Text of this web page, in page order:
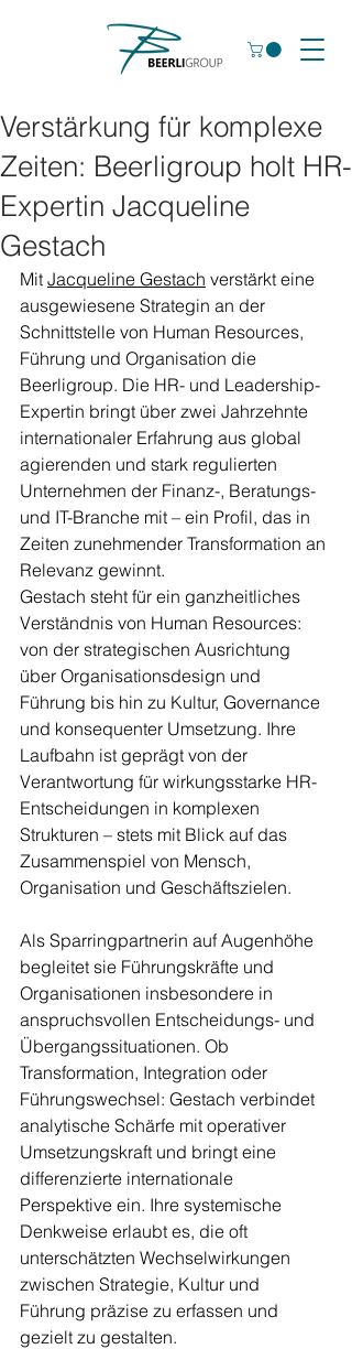
Verstärkung für komplexe
Zeiten: Beerligroup holt HR-
Expertin Jacqueline
Gestach
Mit Jacqueline Gestach verstärkt eine
ausgewiesene Strategin an der
Schnittstelle von Human Resources,
Führung und Organisation die
Beerligroup. Die HR- und Leadership-
Expertin bringt über zwei Jahrzehnte
internationaler Erfahrung aus global
agierenden und stark regulierten
Unternehmen der Finanz-, Beratungs-
und IT-Branche mit – ein Profil, das in
Zeiten zunehmender Transformation an
Relevanz gewinnt.
Gestach steht für ein ganzheitliches
Verständnis von Human Resources:
von der strategischen Ausrichtung
über Organisationsdesign und
Führung bis hin zu Kultur, Governance
und konsequenter Umsetzung. Ihre
Laufbahn ist geprägt von der
Verantwortung für wirkungsstarke HR-
Entscheidungen in komplexen
Strukturen – stets mit Blick auf das
Zusammenspiel von Mensch,
Organisation und Geschäftszielen.
Als Sparringpartnerin auf Augenhöhe
begleitet sie Führungskräfte und
Organisationen insbesondere in
anspruchsvollen Entscheidungs- und
Übergangssituationen. Ob
Transformation, Integration oder
Führungswechsel: Gestach verbindet
analytische Schärfe mit operativer
Umsetzungskraft und bringt eine
differenzierte internationale
Perspektive ein. Ihre systemische
Denkweise erlaubt es, die oft
unterschätzten Wechselwirkungen
zwischen Strategie, Kultur und
Führung präzise zu erfassen und
gezielt zu gestalten.